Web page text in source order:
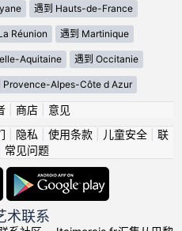
遇到 Hauts-de-France
Réunion 遇到 Martinique
Aquitaine 遇到 Occitanie
Provence-Alpes-Côte d Azur
| 商店| 意见
隐私 使用条款| 儿童安全| 联
常见问题
术联系